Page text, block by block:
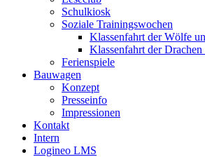
Schulkiosk
Soziale Trainingswochen
Klassenfahrt der Wölfe
Klassenfahrt der
Ferienspiele
Bauwagen
Konzept
Presseinfo
Impressionen
Kontakt
Intern
Logineo LMS